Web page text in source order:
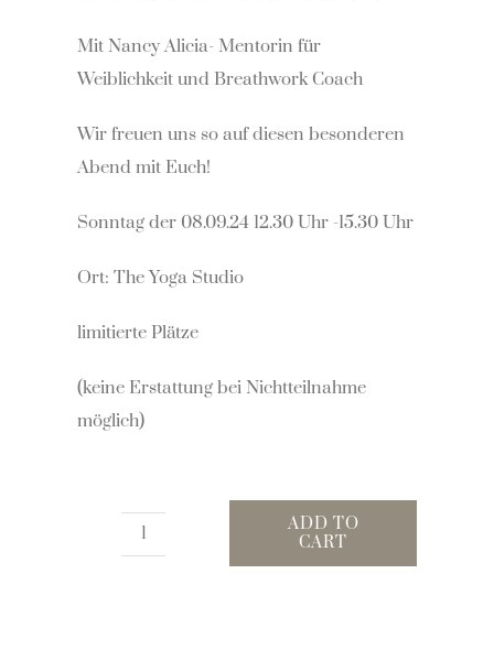
Mit Nancy Alicia- Mentorin für
Weiblichkeit und Breathwork Coach
Wir freuen uns so auf diesen besonderen
Abend mit Euch!
Sonntag der 08.09.24 12.30 Uhr -15.30 Uhr
Ort: The Yoga Studio
limitierte Plätze
(keine Erstattung bei Nichtteilnahme
möglich)
ADD TO
CART